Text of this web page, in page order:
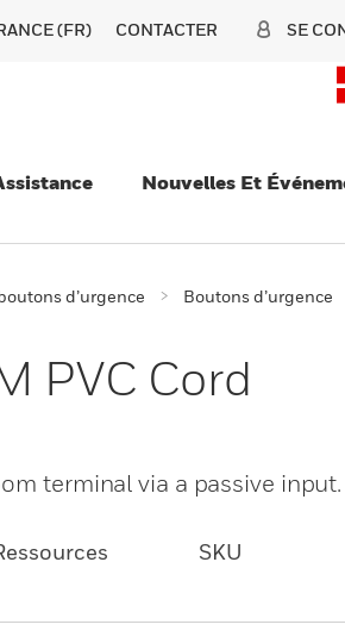
(FR) CONTACTER SE
Nouvelles Et
d’urgence Boutons d’urgence
PVC Cord
terminal via a passive input.
SKU